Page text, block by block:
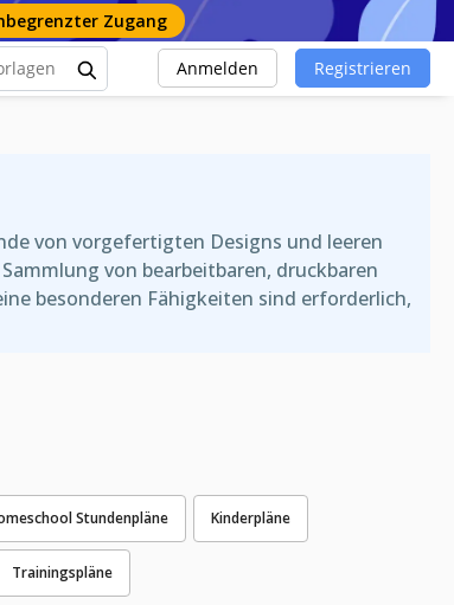
Zugang
Anmelden Registrieren
von vorgefertigten Designs und leeren
von bearbeitbaren, druckbaren
besonderen Fähigkeiten sind erforderlich,
Stundenpläne Kinderpläne
Trainingspläne